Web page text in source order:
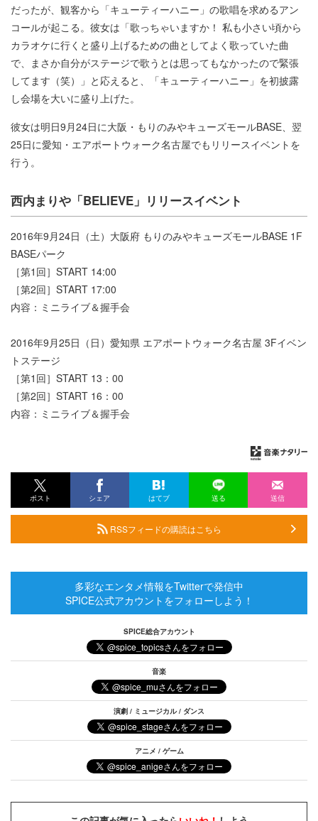
だったが、観客から「キューティーハニー」の歌唱を求めるアン
コールが起こる。彼女は「歌っちゃいますか！ 私も小さい頃から
カラオケに行くと盛り上げるための曲としてよく歌っていた曲
で、まさか自分がステージで歌うとは思ってもなかったので緊張
してます（笑）」と応えると、「キューティーハニー」を初披露
し会場を大いに盛り上げた。
彼女は明日9月24日に大阪・もりのみやキューズモールBASE、翌
25日に愛知・エアポートウォーク名古屋でもリリースイベントを
行う。
西内まりや「BELIEVE」リリースイベント
2016年9月24日（土）大阪府 もりのみやキューズモールBASE 1F
BASEパーク
［第1回］START 14:00
［第2回］START 17:00
内容：ミニライブ＆握手会
2016年9月25日（日）愛知県 エアポートウォーク名古屋 3Fイベン
トステージ
［第1回］START 13：00
［第2回］START 16：00
内容：ミニライブ＆握手会
ポスト シェア はてブ 送る 送信
RSSフィードの購読はこちら
多彩なエンタメ情報をTwitterで発信中
SPICE公式アカウントをフォローしよう！
SPICE総合アカウント
音楽
演劇 / ミュージカル / ダンス
アニメ / ゲーム